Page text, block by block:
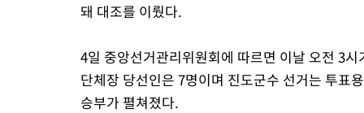
돼 대조를 이뤘다.
4일 중앙선거관리위원회에 따르면 이날 오전 3
단체장 당선인은 7명이며 진도군수 선거는 투표
승부가 펼쳐졌다.